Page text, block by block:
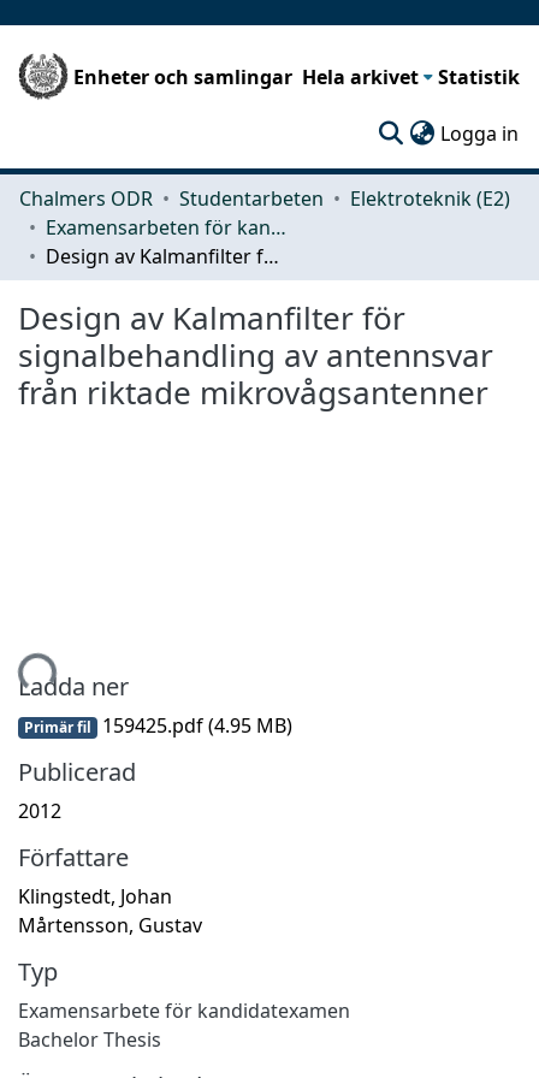
Enheter och samlingar Hela arkivet Statistik
Logga in
Chalmers ODR Studentarbeten
Elektroteknik (E2)
Examensarbeten för kandidatexamen
Design av Kalmanfilter för signalbehandling av antennsvar från riktade mikrovågsantenner
Design av Kalmanfilter för
signalbehandling av antennsvar
från riktade mikrovågsantenner
Ladda ner
Primär fil 159425.pdf(4.95 MB)
Publicerad
2012
Författare
Klingstedt, Johan
Mårtensson, Gustav
Typ
Examensarbete för kandidatexamen
Bachelor Thesis